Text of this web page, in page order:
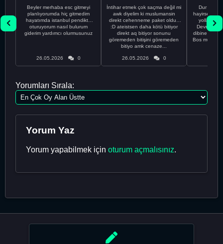
Beyler merhaba esc gitmeyi
planlıyorumda hiç gitmedim
hayatımda istanbul pendikte
oturuyorum nasıl bulurum
giderim yardımcı olurmusunuz
26.05.2026 0
İntihar etmek çok saçma değil mi
awk diyelim ki muslumansin
direkt cehenneme paket oldun
:D ateistsen daha kötü bitiyor
direkt aq bitiyor sonunu
göremeden bitişini göremeden
bitiyo amk cenaze...
26.05.2026 0
Dur
hayirsever
yolla
Devrim abi
dibine
Bos
Yorumları Sırala:
Yorum Yaz
Yorum yapabilmek için oturum açmalısınız.